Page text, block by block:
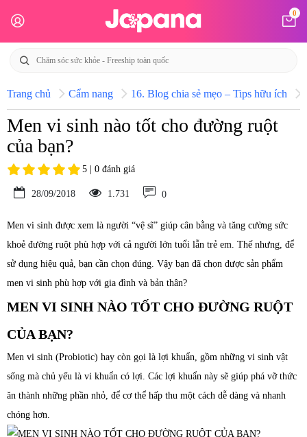
0
Trang chủ Cẩm nang 16. Blog chia sẻ mẹo – Tips hữu ích
Men vi sinh nào tốt cho đường ruột
của bạn?
5 | 0 đánh giá
28/09/2018 1.731 0
Men vi sinh được xem là người “vệ sĩ” giúp cân bằng và tăng cường sức
khoẻ đường ruột phù hợp với cả người lớn tuổi lẫn trẻ em. Thế nhưng, để
sử dụng hiệu quả, bạn cần chọn đúng. Vậy bạn đã chọn được sản phẩm
men vi sinh phù hợp với gia đình và bản thân?
MEN VI SINH NÀO TỐT CHO ĐƯỜNG RUỘT
CỦA BẠN?
Men vi sinh (Probiotic) hay còn gọi là lợi khuẩn, gồm những vi sinh vật
sống mà chủ yếu là vi khuẩn có lợi. Các lợi khuẩn này sẽ giúp phá vỡ thức
ăn thành những phần nhỏ, để cơ thể hấp thu một cách dễ dàng và nhanh
chóng hơn.